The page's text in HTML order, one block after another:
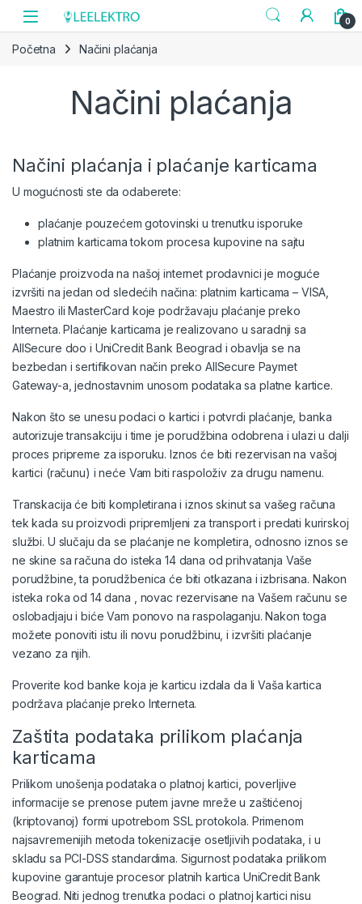
Skip to navigation
Skip to content
0
Početna Načini plaćanja
Načini plaćanja
Načini plaćanja i plaćanje karticama
U mogućnosti ste da odaberete:
plaćanje pouzećem gotovinski u trenutku isporuke
platnim karticama tokom procesa kupovine na sajtu
Plaćanje proizvoda na našoj internet prodavnici je moguće
izvršiti na jedan od sledećih načina: platnim karticama – VISA,
Maestro ili MasterCard koje podržavaju plaćanje preko
Interneta. Plaćanje karticama je realizovano u saradnji sa
AllSecure doo i UniCredit Bank Beograd i obavlja se na
bezbedan i sertifikovan način preko AllSecure Paymet
Gateway-a, jednostavnim unosom podataka sa platne kartice.
Nakon što se unesu podaci o kartici i potvrdi plaćanje, banka
autorizuje transakciju i time je porudžbina odobrena i ulazi u dalji
proces pripreme za isporuku. Iznos će biti rezervisan na vašoj
kartici (računu) i neće Vam biti raspoloživ za drugu namenu.
Transkacija će biti kompletirana i iznos skinut sa vašeg računa
tek kada su proizvodi pripremljeni za transport i predati kurirskoj
službi. U slučaju da se plaćanje ne kompletira, odnosno iznos se
ne skine sa računa do isteka 14 dana od prihvatanja Vaše
porudžbine, ta porudžbenica će biti otkazana i izbrisana. Nakon
isteka roka od 14 dana , novac rezervisane na Vašem računu se
oslobadjaju i biće Vam ponovo na raspolaganju. Nakon toga
možete ponoviti istu ili novu porudžbinu, i izvršiti plaćanje
vezano za njih.
Proverite kod banke koja je karticu izdala da li Vaša kartica
podržava plaćanje preko Interneta.
Zaštita podataka prilikom plaćanja
karticama
Prilikom unošenja podataka o platnoj kartici, poverljive
informacije se prenose putem javne mreže u zaštićenoj
(kriptovanoj) formi upotrebom SSL protokola. Primenom
najsavremenijih metoda tokenizacije osetljivih podataka, i u
skladu sa PCI-DSS standardima. Sigurnost podataka prilikom
kupovine garantuje procesor platnih kartica UniCredit Bank
Beograd. Niti jednog trenutka podaci o platnoj kartici nisu